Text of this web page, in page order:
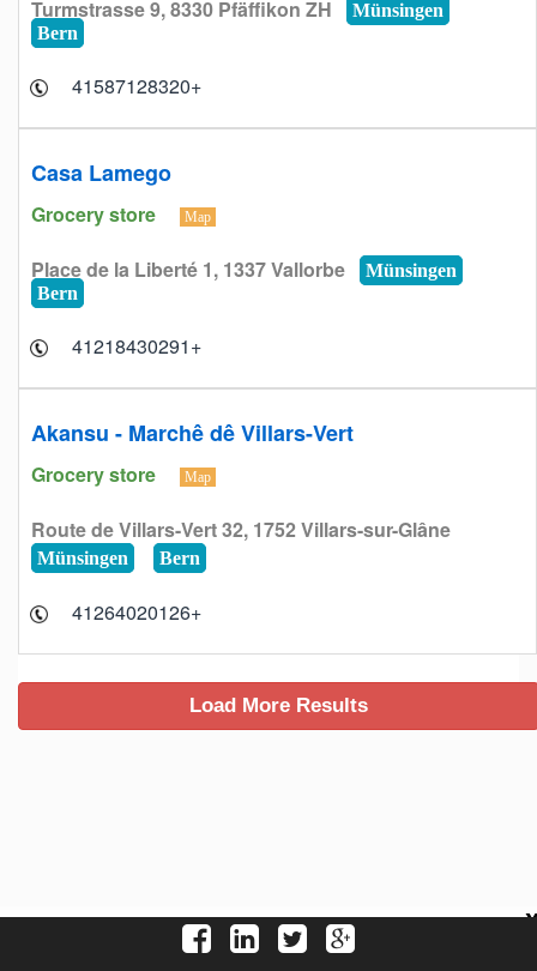
Turmstrasse 9, 8330 Pfäffikon ZH
Münsingen
Bern
+41587128320
Casa Lamego
Grocery store Map
Place de la Liberté 1, 1337 Vallorbe
Münsingen
Bern
+41218430291
Akansu - Marchê dê Villars-Vert
Grocery store Map
Route de Villars-Vert 32, 1752 Villars-sur-Glâne
Münsingen Bern
+41264020126